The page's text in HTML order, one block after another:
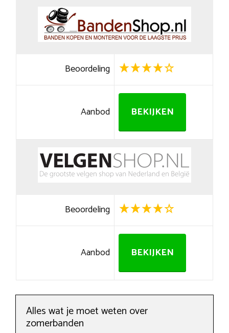
Beoordeling
Aanbod BEKIJKEN
Beoordeling
Aanbod BEKIJKEN
Alles wat je moet weten over
zomerbanden